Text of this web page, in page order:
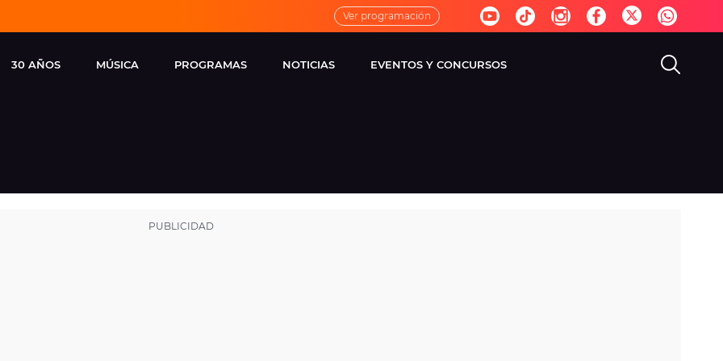
Ver programación
30 AÑOS MÚSICA
FM
PROGRAMAS
VIRALES
NOTICIAS EVENTOS Y CONCURSOS